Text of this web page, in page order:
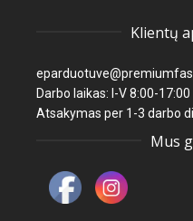
Klientų
Darbo laikas: I-V 8:00-17:00
Atsakymas per 1-3 darbo
Mus